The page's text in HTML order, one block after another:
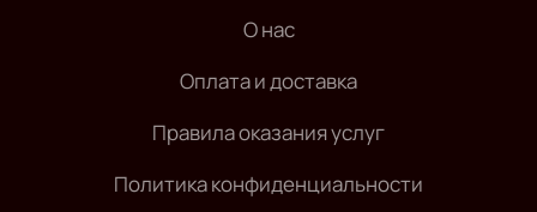
О нас
Оплата и доставка
Правила оказания услуг
Политика конфиденциальности